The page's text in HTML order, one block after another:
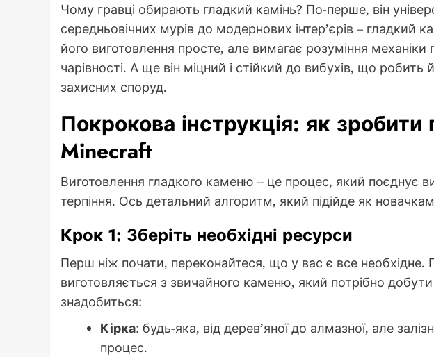
Чому гравці обирають гладкий камінь? По-перше, він
середньовічних мурів до модернових інтер’єрів – гладкий
його виготовлення просте, але вимагає розуміння
чарівності. А ще він міцний і стійкий до вибухів, що
захисних споруд.
Покрокова інструкція: як зробити
Minecraft
Виготовлення гладкого каменю – це процес, який поєднує
терпіння. Ось детальний алгоритм, який підійде як
Крок 1: Зберіть необхідні ресурси
Перш ніж почати, переконайтеся, що у вас є все необхідне.
виготовляється з звичайного каменю, який потрібно
знадобиться:
Кірка: будь-яка, від дерев’яної до алмазної, але
процес.